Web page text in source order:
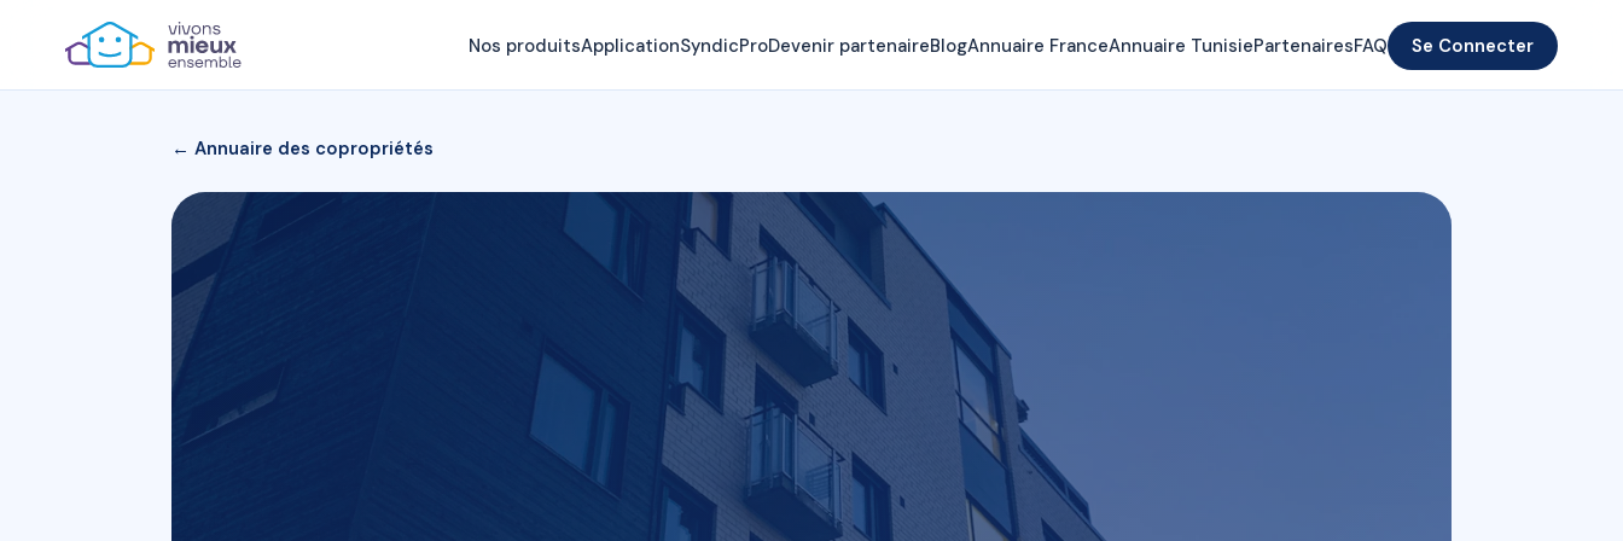
Nos produitsApplicationSyndicProDevenir partenaireBlogAnnuaire FranceAnnuaire TunisiePartenairesFAQ Se Connecter
← Annuaire des copropriétés